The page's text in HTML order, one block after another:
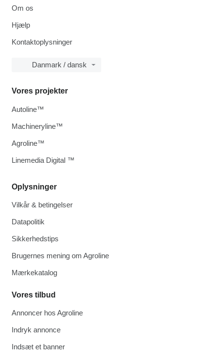
Om os
Hjælp
Kontaktoplysninger
Danmark / dansk
Oplysninger
Vilkår & betingelser
Datapolitik
Sikkerhedstips
Brugernes mening om Agroline
Mærkekatalog
Vores tilbud
Annoncer hos Agroline
Indryk annonce
Indsæt et banner
Vores projekter
Autoline™
Machineryline™
Agroline™
Linemedia Digital ™